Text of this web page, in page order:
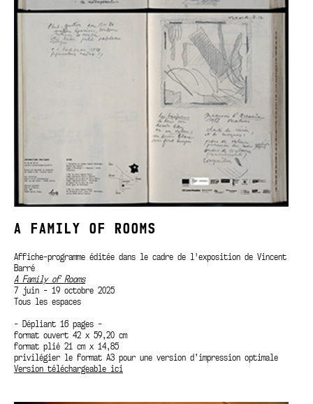
A FAMILY OF ROOMS
Affiche-programme éditée dans le cadre de l'exposition de Vincent
Barré
A Family of Rooms
7 juin - 19 octobre 2025
Tous les espaces
- Dépliant 16 pages -
format ouvert 42 x 59,20 cm
format plié 21 cm x 14,85
privilégier le format A3 pour une version d’impression optimale
Version téléchargeable ici